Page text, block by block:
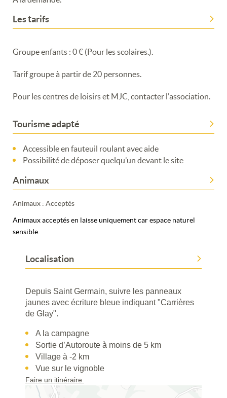
Les tarifs
Groupe enfants : 0 € (Pour les scolaires.).
Tarif groupe à partir de 20 personnes.
Pour les centres de loisirs et MJC, contacter l'association.
Tourisme adapté
Accessible en fauteuil roulant avec aide
Possibilité de déposer quelqu’un devant le site
Animaux
Animaux : Acceptés
Animaux acceptés en laisse uniquement car espace naturel
sensible.
Localisation
Depuis Saint Germain, suivre les panneaux
jaunes avec écriture bleue indiquant "Carrières
de Glay".
A la campagne
Sortie d’Autoroute à moins de 5 km
Village à -2 km
Vue sur le vignoble
Faire un itinéraire